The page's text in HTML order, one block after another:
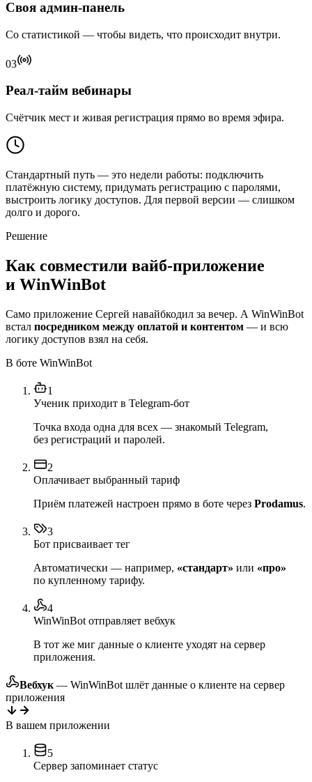
Своя админ-панель
Со статистикой — чтобы видеть, что происходит внутри.
03
Реал-тайм вебинары
Счётчик мест и живая регистрация прямо во время эфира.
Стандартный путь — это недели работы: подключить
платёжную систему, придумать регистрацию с паролями,
выстроить логику доступов. Для первой версии — слишком
долго и дорого.
Решение
Как совместили вайб-приложение
и WinWinBot
Само приложение Сергей навайбкодил за вечер. А WinWinBot
встал посредником между оплатой и контентом — и всю
логику доступов взял на себя.
В боте WinWinBot
1
Ученик приходит в Telegram-бот
Точка входа одна для всех — знакомый Telegram,
без регистраций и паролей.
2
Оплачивает выбранный тариф
Приём платежей настроен прямо в боте через Prodamus.
3
Бот присваивает тег
Автоматически — например, «стандарт» или «про»
по купленному тарифу.
4
WinWinBot отправляет вебхук
В тот же миг данные о клиенте уходят на сервер
приложения.
Вебхук — WinWinBot шлёт данные о клиенте на сервер
приложения
В вашем приложении
5
Сервер запоминает статус